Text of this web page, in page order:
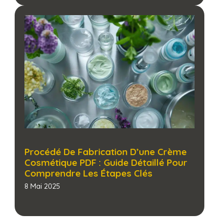
Procédé De Fabrication D’une Crème
Cosmétique PDF : Guide Détaillé Pour
Comprendre Les Étapes Clés​
8 Mai 2025